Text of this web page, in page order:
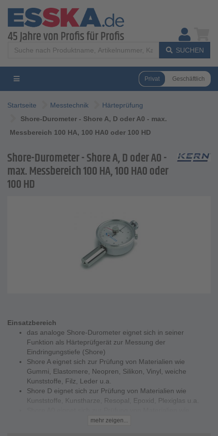
SUCHEN
Privat Geschäftlich
Startseite Messtechnik
Härteprüfung
Shore-Durometer - Shore A, D oder A0 - max.
Messbereich 100 HA, 100 HA0 oder 100 HD
Shore-Durometer - Shore A, D oder A0 -
max. Messbereich 100 HA, 100 HA0 oder
100 HD
Einsatzbereich
das analoge Shore-Durometer eignet sich in seiner
Funktion als Härteprüfgerät zur Messung der
Eindringungstiefe (Shore)
Shore A eignet sich zur Prüfung von Materialien wie
Gummi, Elastomere, Neopren, Silikon, Vinyl, weiche
Kunststoffe, Filz, Leder u.a.
Shore D eignet sich zur Prüfung von Materialien wie
Kunststoffe, Kunstharze, Resopal, Epoxid, Plexiglas u.a.
Schaumstoff, Schwämmen u.a.
mehr zeigen...